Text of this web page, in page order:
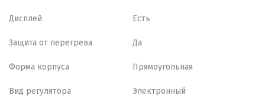
Дисплей Есть
Защита от перегрева Да
Форма корпуса Прямоугольная
Вид регулятора Электронный